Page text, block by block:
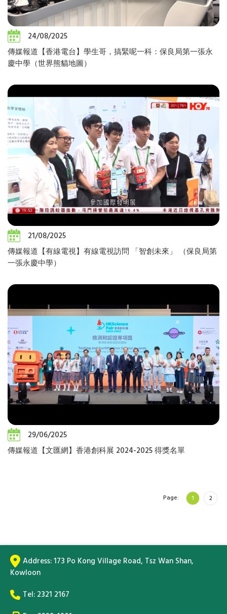
24/08/2025
傳媒報道【香港電台】學生哥，搞緊呢一科：保良局第一張永
慶中學（世界熊貓地圖）
21/08/2025
傳媒報道【有線電視】有線電視訪問 「智創未來」 （保良局第
一張永慶中學）
29/06/2025
傳媒報道【文匯網】香港創科展 2024-2025 得獎名單
Page: 1 2
Address:173 Po Kong Village Road, Tsz Wan Shan,
Kowloon
Tel: 2321 2167